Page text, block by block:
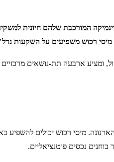
המורכבת שלהם חיונית
מיסי רכוש משפיעים על השקעות
ארבעה תת-נושאים
מיסי רכוש יכולים
נכסים פוטנציאליים.